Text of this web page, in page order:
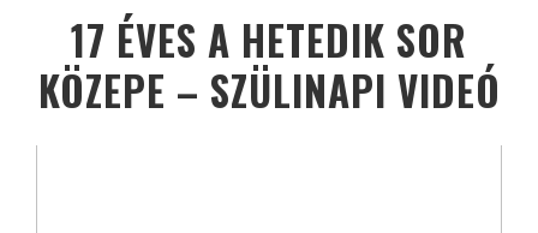
17 ÉVES A HETEDIK SOR
KÖZEPE – SZÜLINAPI VIDEÓ